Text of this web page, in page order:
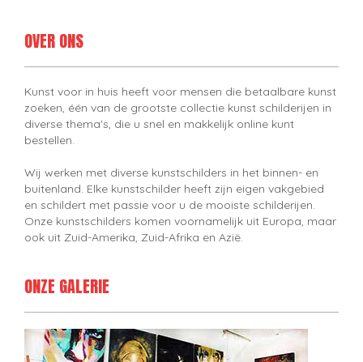
OVER ONS
Kunst voor in huis heeft voor mensen die betaalbare kunst
zoeken, één van de grootste collectie kunst schilderijen in
diverse thema's, die u snel en makkelijk online kunt
bestellen.
Wij werken met diverse kunstschilders in het binnen- en
buitenland. Elke kunstschilder heeft zijn eigen vakgebied
en schildert met passie voor u de mooiste schilderijen.
Onze kunstschilders komen voornamelijk uit Europa, maar
ook uit Zuid-Amerika, Zuid-Afrika en Azië.
ONZE GALERIE